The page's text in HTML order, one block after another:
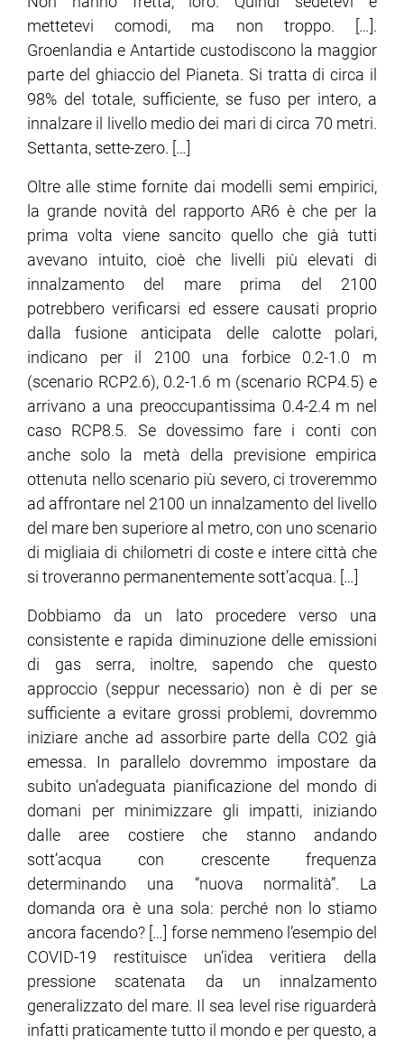
mettetevi comodi, ma non troppo. […].
Groenlandia e Antartide custodiscono la maggior
parte del ghiaccio del Pianeta. Si tratta di circa il
98% del totale, sufficiente, se fuso per intero, a
innalzare il livello medio dei mari di circa 70 metri.
Settanta, sette-zero. […]
Oltre alle stime fornite dai modelli semi empirici,
la grande novità del rapporto AR6 è che per la
prima volta viene sancito quello che già tutti
avevano intuito, cioè che livelli più elevati di
innalzamento del mare prima del 2100
potrebbero verificarsi ed essere causati proprio
dalla fusione anticipata delle calotte polari,
indicano per il 2100 una forbice 0.2-1.0 m
(scenario RCP2.6), 0.2-1.6 m (scenario RCP4.5) e
arrivano a una preoccupantissima 0.4-2.4 m nel
caso RCP8.5. Se dovessimo fare i conti con
anche solo la metà della previsione empirica
ottenuta nello scenario più severo, ci troveremmo
ad affrontare nel 2100 un innalzamento del livello
del mare ben superiore al metro, con uno scenario
di migliaia di chilometri di coste e intere città che
si troveranno permanentemente sott’acqua. […]
Dobbiamo da un lato procedere verso una
consistente e rapida diminuzione delle emissioni
di gas serra, inoltre, sapendo che questo
approccio (seppur necessario) non è di per se
sufficiente a evitare grossi problemi, dovremmo
iniziare anche ad assorbire parte della CO2 già
emessa. In parallelo dovremmo impostare da
subito un’adeguata pianificazione del mondo di
domani per minimizzare gli impatti, iniziando
dalle aree costiere che stanno andando
sott’acqua con crescente frequenza
determinando una “nuova normalità”. La
domanda ora è una sola: perché non lo stiamo
ancora facendo? […] forse nemmeno l’esempio del
COVID-19 restituisce un’idea veritiera della
pressione scatenata da un innalzamento
generalizzato del mare. Il sea level rise riguarderà
infatti praticamente tutto il mondo e per questo, a